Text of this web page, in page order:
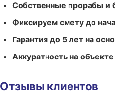
Собственные прорабы и
Фиксируем смету до
Гарантия до 5 лет на
Аккуратность на
Отзывы клиентов